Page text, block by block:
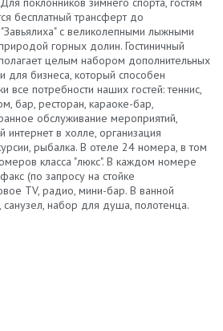
бесплатный трансферт до
с великолепными лыжными
горных долин. Гостиничный
целым набором дополнительных
для бизнеса, который способен
все потребности наших гостей: теннис,
бар, ресторан, караоке-бар,
обслуживание мероприятий,
в холле, организация
рыбалка. В отеле 24 номера, в том
класса "люкс". В каждом номере
(по запросу на стойке
TV, радио, мини-бар. В ванной
набор для душа, полотенца.